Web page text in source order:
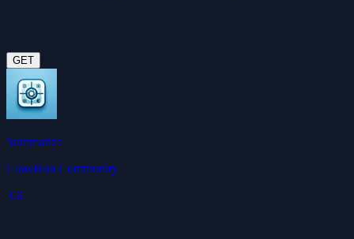
GET
Summarize
ClawHub Community
3.6